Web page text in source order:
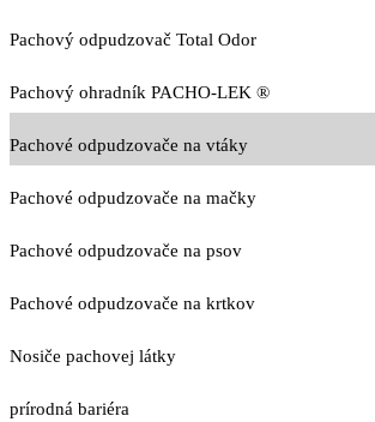
Pachový odpudzovač Total Odor
Pachový ohradník PACHO-LEK ®
Pachové odpudzovače na vtáky
Pachové odpudzovače na mačky
Pachové odpudzovače na psov
Pachové odpudzovače na krtkov
Nosiče pachovej látky
prírodná bariéra